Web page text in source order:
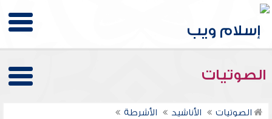
الصوتيات
الصوتيات الأناشيد الأشرطة